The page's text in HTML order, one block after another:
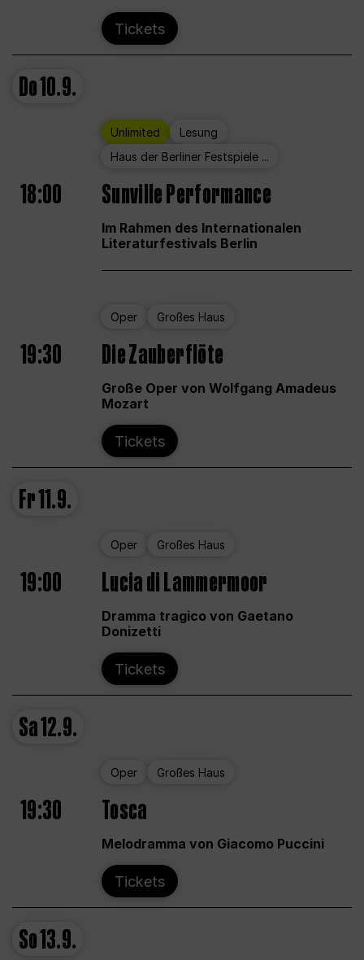
Tickets
Do10.9.
Unlimited
Lesung
Haus der Berliner Festspiele ...
18:00 Sunville Performance
Im Rahmen des Internationalen
Literaturfestivals Berlin
Oper Großes Haus
19:30 Die Zauberflöte
Große Oper von Wolfgang Amadeus
Mozart
Tickets
Fr11.9.
Oper Großes Haus
19:00 Lucia di Lammermoor
Dramma tragico von Gaetano
Donizetti
Tickets
Sa12.9.
Oper Großes Haus
19:30 Tosca
Melodramma von Giacomo Puccini
Tickets
So13.9.